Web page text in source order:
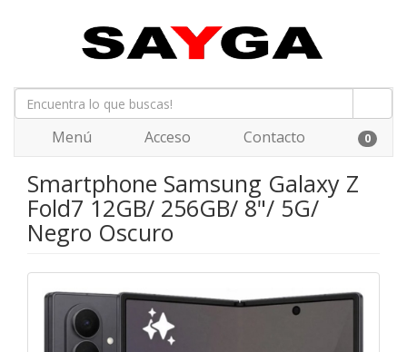
Menú Acceso Contacto 0
Smartphone Samsung Galaxy Z
Fold7 12GB/ 256GB/ 8"/ 5G/
Negro Oscuro